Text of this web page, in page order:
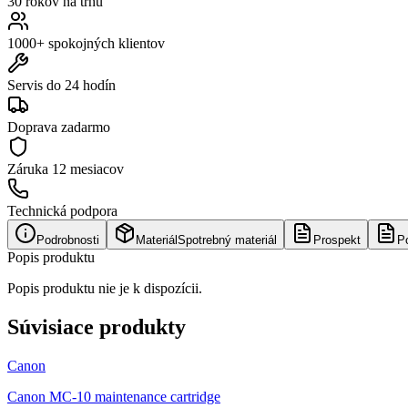
1000+ spokojných klientov
Servis do 24 hodín
Doprava zadarmo
Záruka 12 mesiacov
Technická podpora
Podrobnosti Materiál Spotrebný materiál Prospekt
Popis produktu
Popis produktu nie je k dispozícii.
Súvisiace produkty
Canon
Canon MC-10 maintenance cartridge